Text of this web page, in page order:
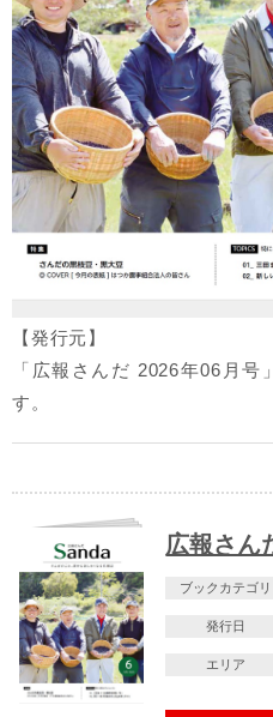
【発行元】
「広報さんだ 2026年06月
す。
広報さん
ブックカテゴリ
発行日
エリア